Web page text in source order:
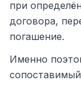
при
договора,
погашение.
Именно